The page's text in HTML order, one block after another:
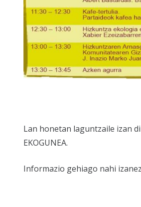
Lan honetan laguntzaile izan
EKOGUNEA.
Informazio gehiago nahi